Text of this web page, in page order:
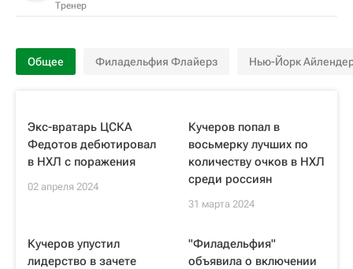
Тренер
Общее Филадельфия Флайерз Нью-Йорк
Экс-вратарь ЦСКА
Федотов дебютировал
в НХЛ с поражения
02 апреля 2024
Кучеров попал в
восьмерку лучших по
количеству очков в НХЛ
среди россиян
31 марта 2024
Кучеров упустил
лидерство в зачете
"Филадельфия"
объявила о включении